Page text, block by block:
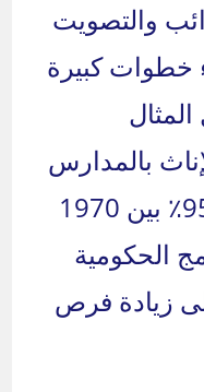
والتصويت
خطوات كبيرة
بالمدارس
الابتدائية من 34٪ إلى 95٪ بين 1970
الحكومية
زيادة فرص